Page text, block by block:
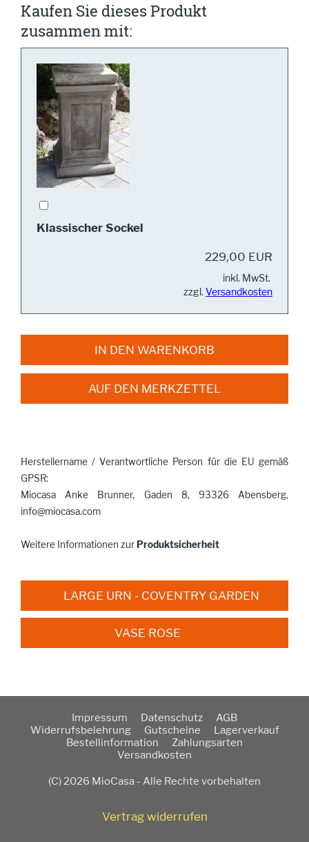
Kaufen Sie dieses Produkt
zusammen mit:
Klassischer Sockel
229,00 EUR
inkl. MwSt.
zzgl.Versandkosten
IN DEN WARENKORB
AUF DEN MERKZETTEL
Herstellername / Verantwortliche Person für die EU gemäß
GPSR:
Miocasa Anke Brunner, Gaden 8, 93326 Abensberg,
info@miocasa.com
Weitere Informationen zur Produktsicherheit
LARGE URN - COVENTRY GARDEN
VASE ROSE
Impressum Datenschutz
AGB
Widerrufsbelehrung
Gutscheine
Lagerverkauf
Bestellinformation
Zahlungsarten
Versandkosten
(C) 2026 MioCasa - Alle Rechte vorbehalten
Vertrag widerrufen